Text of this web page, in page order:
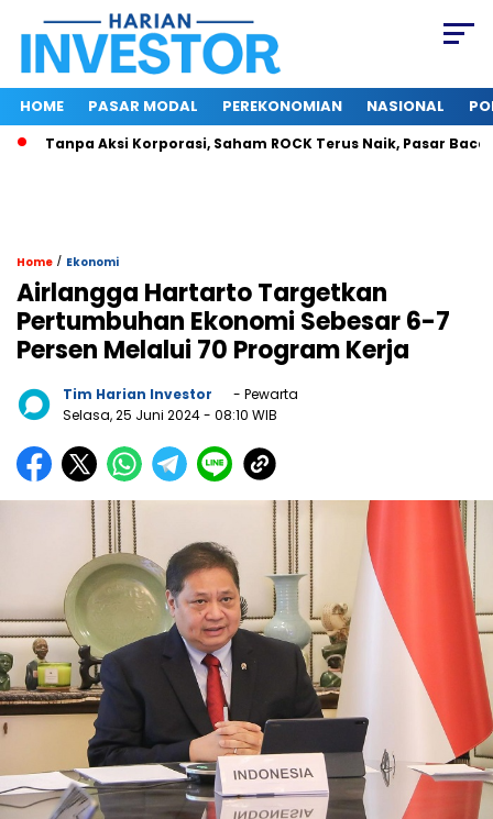
HOME PASAR MODAL PEREKONOMIAN NASIONAL
Tanpa Aksi Korporasi, Saham ROCK Terus Naik, Pasar Baca
Home / Ekonomi
Airlangga Hartarto Targetkan
Pertumbuhan Ekonomi Sebesar 6-7
Persen Melalui 70 Program Kerja
Tim Harian Investor
- Pewarta
Selasa, 25 Juni 2024- 08:10 WIB